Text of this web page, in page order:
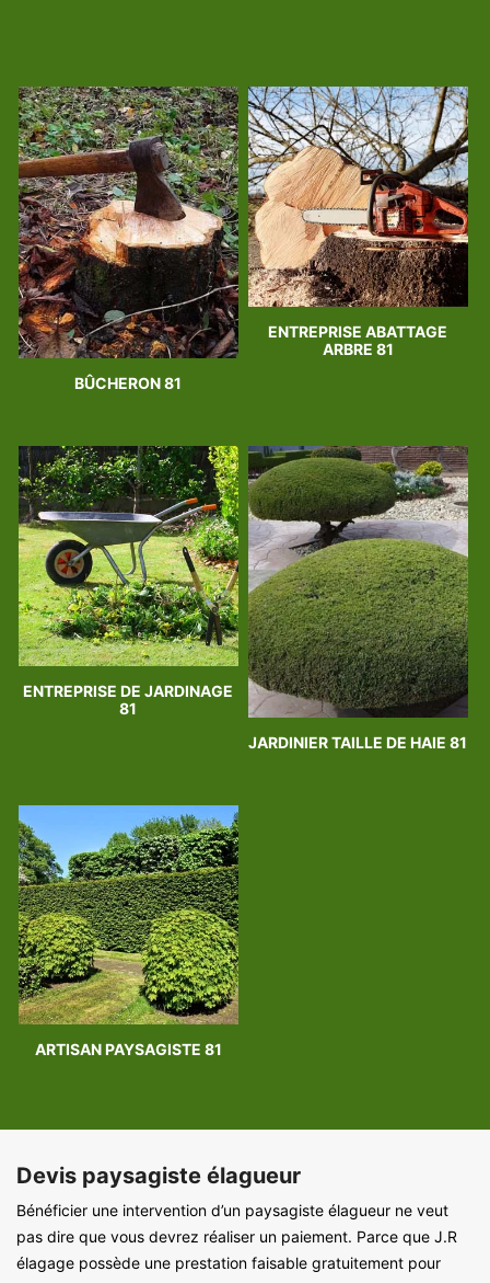
BÛCHERON 81
ENTREPRISE ABATTAGE
ARBRE 81
ENTREPRISE DE JARDINAGE
81
JARDINIER TAILLE DE HAIE 81
ARTISAN PAYSAGISTE 81
Devis paysagiste élagueur
Bénéficier une intervention d’un paysagiste élagueur ne veut
pas dire que vous devrez réaliser un paiement. Parce que J.R
élagage possède une prestation faisable gratuitement pour